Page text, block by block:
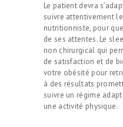
Le patient devra
suivre attentivement
nutritionniste, pour
de ses attentes. Le
non chirurgical qui
de satisfaction et de
votre obésité pour
à des résultats
suivre un régime
une activité physique.